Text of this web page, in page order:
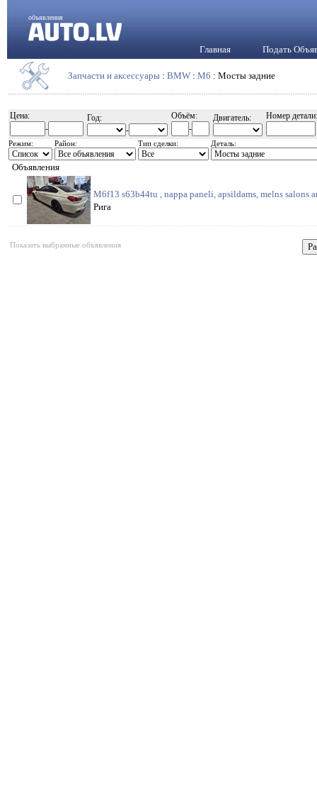
объявления
Главная Подать
Запчасти и аксессуары : BMW : M6 : Мосты задние
Цена:
-
Год:
-
Объём:
-
Двигатель: Номер детали:
Режим: Район: Тип сделки: Деталь:
Объявления
M6f13 s63b44tu , nappa paneli, apsildams, melns salons
Рига
Показать выбранные объявления